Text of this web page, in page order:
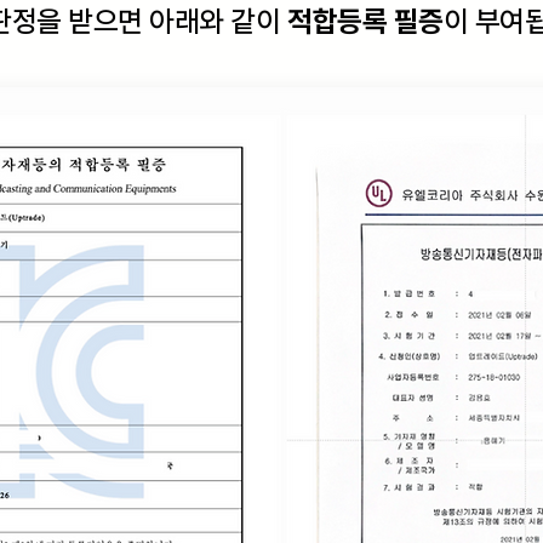
정을 받으면 아래와 같이적합등록 필증이 부여